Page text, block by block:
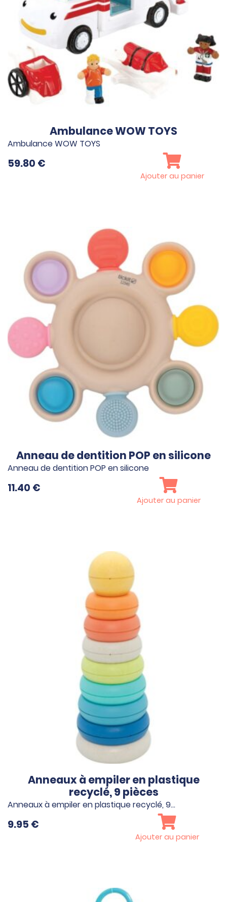
Ambulance WOW TOYS
Ambulance WOW TOYS
59.80 €
Ajouter au panier
Anneau de dentition POP en silicone
Anneau de dentition POP en silicone
11.40 €
Ajouter au panier
Anneaux à empiler en plastique
recyclé, 9 pièces
Anneaux à empiler en plastique recyclé, 9…
9.95 €
Ajouter au panier